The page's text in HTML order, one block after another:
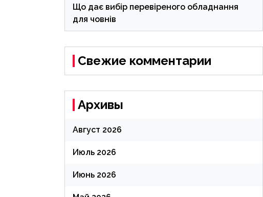
Що дає вибір перевіреного обладнання
для човнів
Свежие комментарии
Архивы
Август 2026
Июль 2026
Июнь 2026